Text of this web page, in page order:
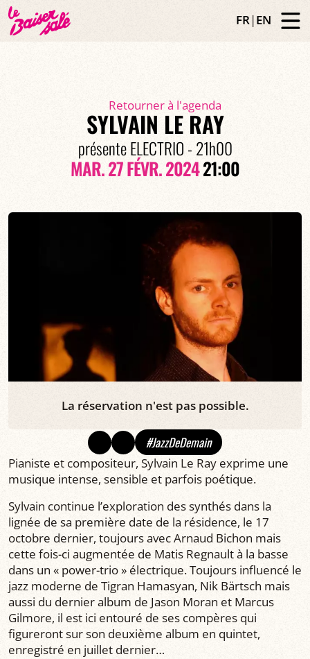
FR|EN
Retourner à l'agenda
SYLVAIN LE RAY
présente ELECTRIO - 21h00
MAR. 27 FÉVR. 202421:00
La réservation n'est pas possible.
#JazzDeDemain
Pianiste et compositeur, Sylvain Le Ray exprime une
musique intense, sensible et parfois poétique.
Sylvain continue l’exploration des synthés dans la
lignée de sa première date de la résidence, le 17
octobre dernier, toujours avec Arnaud Bichon mais
cette fois-ci augmentée de Matis Regnault à la basse
dans un « power-trio » électrique. Toujours influencé le
jazz moderne de Tigran Hamasyan, Nik Bärtsch mais
aussi du dernier album de Jason Moran et Marcus
Gilmore, il est ici entouré de ses compères qui
figureront sur son deuxième album en quintet,
enregistré en juillet dernier…